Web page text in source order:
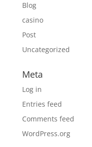
Blog
casino
Post
Uncategorized
Meta
Log in
Entries feed
Comments feed
WordPress.org